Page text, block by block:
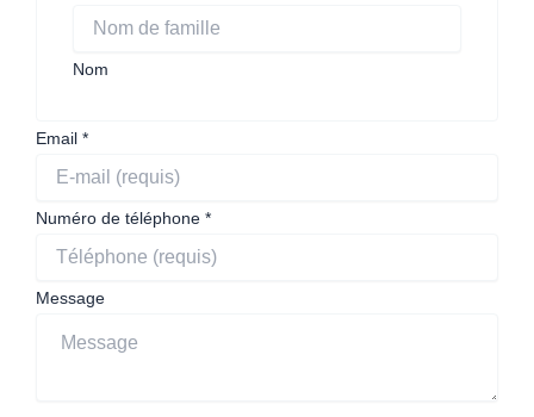
Nom
Email *
Numéro de téléphone *
de
Message